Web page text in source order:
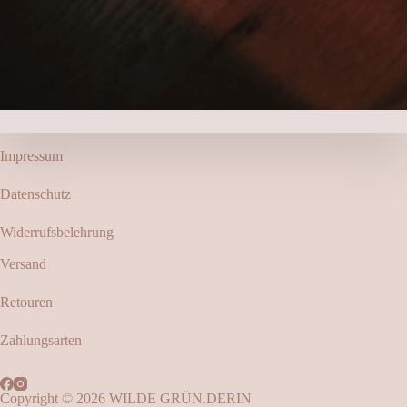
Impressum
Datenschutz
Widerrufsbelehrung
Versand
Retouren
Zahlungsarten
Copyright © 2026 WILDE GRÜN.DERIN